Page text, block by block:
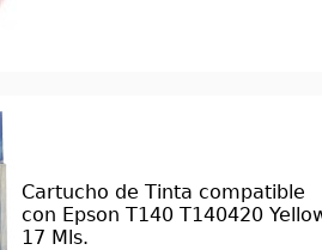
Cartucho de Tinta compatible
con Epson T140 T140420
17 Mls.